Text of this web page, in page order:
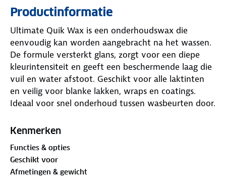
Productinformatie
Ultimate Quik Wax is een onderhoudswax die
eenvoudig kan worden aangebracht na het wassen.
De formule versterkt glans, zorgt voor een diepe
kleurintensiteit en geeft een beschermende laag die
vuil en water afstoot. Geschikt voor alle laktinten
en veilig voor blanke lakken, wraps en coatings.
Ideaal voor snel onderhoud tussen wasbeurten door.
Kenmerken
Functies & opties
Geschikt voor
Afmetingen & gewicht